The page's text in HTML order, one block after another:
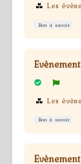
Les
Bon à savoir
Les
Bon à savoir